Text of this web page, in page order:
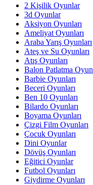
2 Kişilik Oyunlar
3d Oyunlar
Aksiyon Oyunları
Ameliyat Oyunları
Araba Yarış Oyunları
Ateş ve Su Oyunları
Atış Oyunları
Balon Patlatma
Barbie Oyunları
Beceri Oyunları
Ben 10 Oyunları
Bilardo Oyunları
Boyama Oyunları
Çizgi Film Oyunları
Çocuk Oyunları
Dini Oyunlar
Dövüş Oyunları
Eğitici Oyunlar
Futbol Oyunları
Giydirme Oyunları